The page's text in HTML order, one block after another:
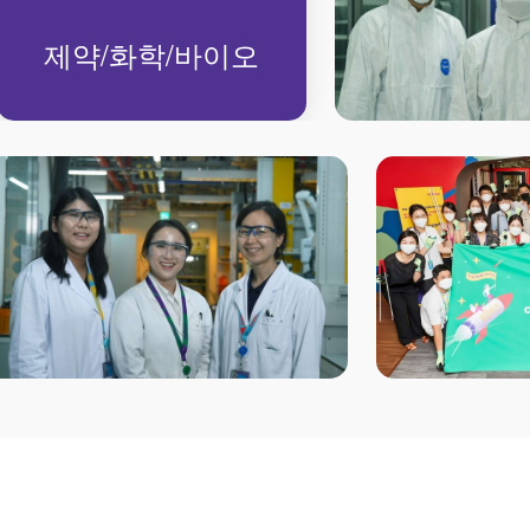
제약/화학/바이오